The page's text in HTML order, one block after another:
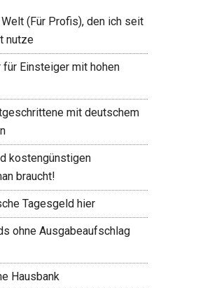
(Für Profis), den ich seit
nutze
Einsteiger mit hohen
mit deutschem
kostengünstigen
braucht!
Tagesgeld hier
ohne Ausgabeaufschlag
Hausbank